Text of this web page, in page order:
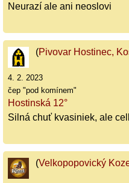
Neurazí ale ani neoslovi
(Pivovar Hostinec,
4. 2. 2023
čep "pod komínem"
Hostinská 12°
Silná chuť kvasiniek, ale
(Velkopopovický